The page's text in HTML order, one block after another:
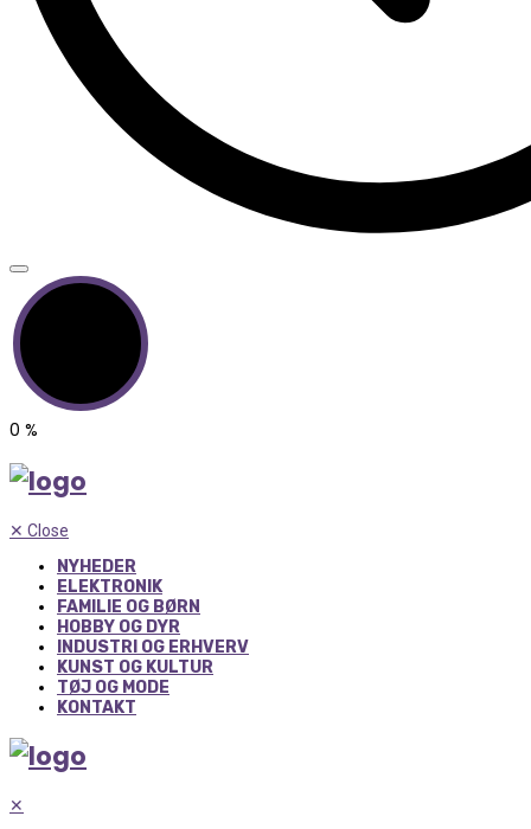
0 %
✕ Close
NYHEDER
ELEKTRONIK
FAMILIE OG BØRN
HOBBY OG DYR
INDUSTRI OG ERHVERV
KUNST OG KULTUR
TØJ OG MODE
KONTAKT
✕